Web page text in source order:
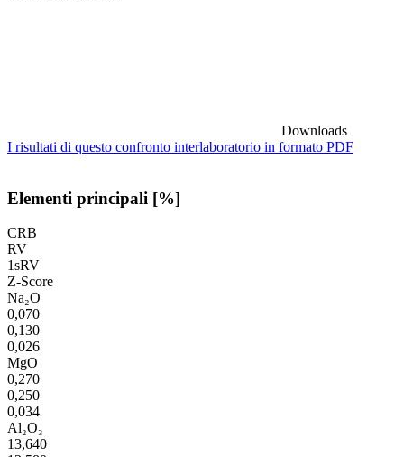
Downloads
I risultati di questo confronto interlaboratorio in formato PDF
Elementi principali [%]
CRB
RV
1sRV
Z-Score
Na₂O
0,070
0,130
0,026
MgO
0,270
0,250
0,034
Al₂O₃
13,640